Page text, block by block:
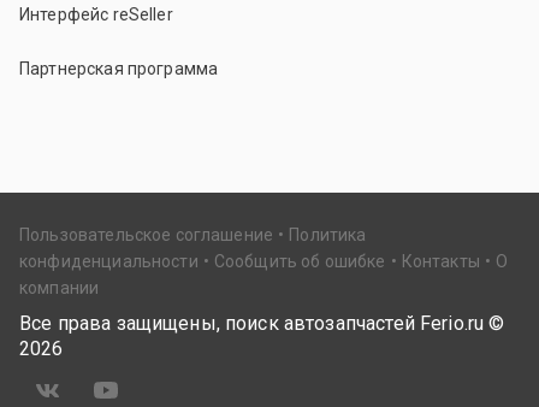
Интерфейс reSeller
Партнерская программа
Пользовательское соглашение
Политика
конфиденциальности
Сообщить об ошибке Контакты
О
компании
Все права защищены, поиск автозапчастей Ferio.ru ©
2026